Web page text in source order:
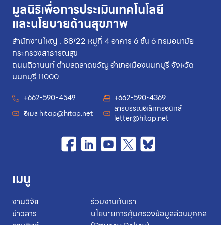
มูลนิธิเพื่อการประเมินเทคโนโลยี
และนโยบายด้านสุขภาพ
สำนักงานใหญ่ : 88/22 หมู่ที่ 4 อาคาร 6 ชั้น 6 กรมอนามัย
กระทรวงสาธารณสุข
ถนนติวานนท์ ตำบลตลาดขวัญ อำเภอเมืองนนทบุรี จังหวัด
นนทบุรี 11000
+662-590-4549
+662-590-4369
อีเมล hitap@hitap.net
สารบรรณอิเล็กทรอนิกส์
letter@hitap.net
เมนู
งานวิจัย
ข่าวสาร
ร่วมงานกับเรา
นโยบายการคุ้มครองข้อมูลส่วนบุคคล